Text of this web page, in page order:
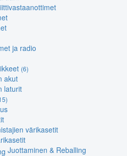
ja radio
(6)
akut
laturit
värikasetit
Juottaminen & Reballing